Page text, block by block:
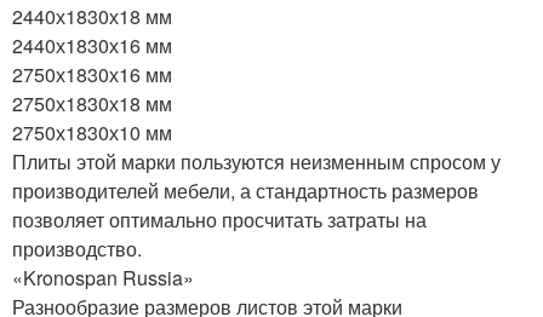
2440х1830х18 мм
2440х1830х16 мм
2750х1830х16 мм
2750х1830х18 мм
2750х1830х10 мм
Плиты этой марки пользуются неизменным спросом у
производителей мебели, а стандартность размеров
позволяет оптимально просчитать затраты на
производство.
«Kronospan Russia»
Разнообразие размеров листов этой марки